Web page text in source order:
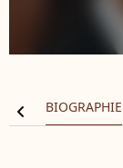
BIOGRAPHIE
chevron_left